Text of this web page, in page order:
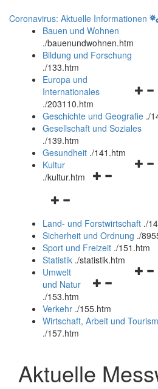
Coronavirus: Aktuelle Informationen
Bauen und Wohnen
./bauenundwohnen.htm
Bildung und Forschung
./133.htm
und
Europa und
Internationales
./203110.htm
Geschichte und Geografie ./
Gesellschaft und Soziales
./139.htm
Gesundheit ./141.htm
Navigationsmenü
Kultur
./kultur.htm
Navigationsmenü
und
schließen
Land- und Forstwirtschaft ./
Sicherheit und Ordnung ./
Sport und Freizeit ./151.htm
Statistik ./statistik.htm
Navigationsmenü
und
schließen
Umwelt
und Natur
./153.htm
Verkehr ./155.htm
Wirtschaft, Arbeit und
./157.htm
Aktuelle